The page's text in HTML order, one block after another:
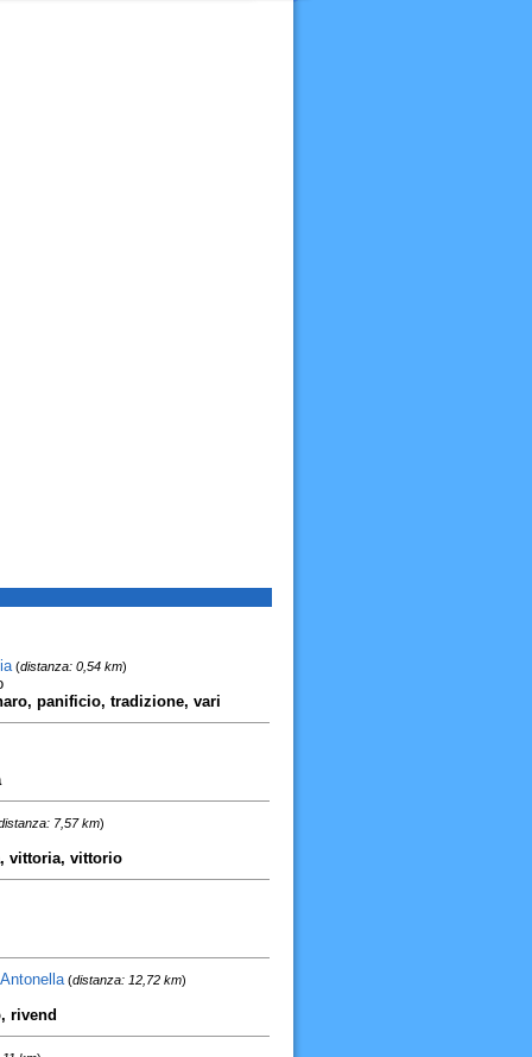
(distanza: 0,54 km)
panificio, tradizione, vari
7,57 km)
vittoria, vittorio
(distanza: 12,72 km)
rivend